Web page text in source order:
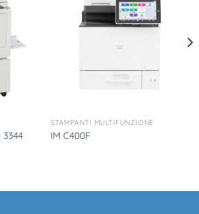
STAMPANTI MULTIFUNZIONE
IM C400F